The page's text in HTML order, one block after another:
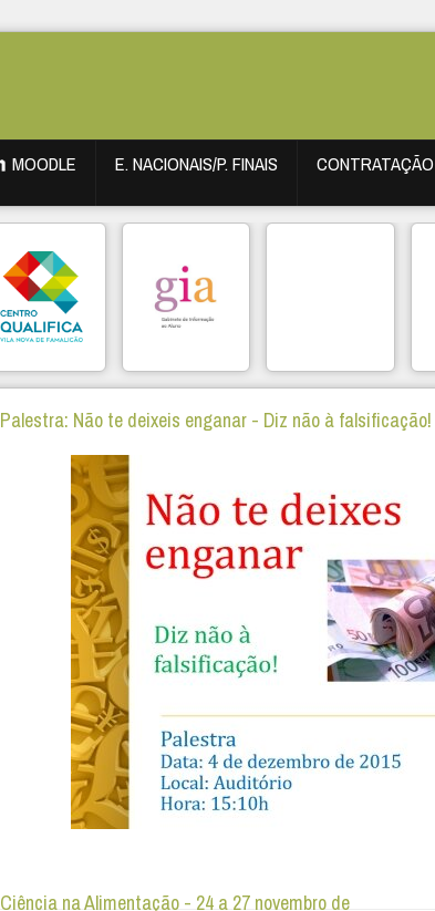
MOODLE E. NACIONAIS/P. FINAIS CONTRATAÇÃO
Palestra: Não te deixeis enganar - Diz não à falsificação!
Ciência na Alimentação - 24 a 27 novembro de